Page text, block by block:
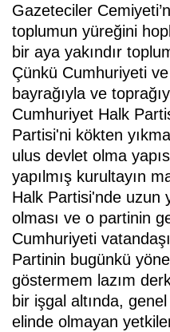
Gazeteciler
toplumun yüreğini
bir aya yakındır
Çünkü Cumhuriyeti
bayrağıyla ve
Cumhuriyet Halk
Partisi'ni kökten
ulus devlet olma
yapılmış kurultayın
Halk Partisi'nde uzun
olması ve o partinin
Cumhuriyeti
Partinin bugünkü
göstermem lazım
bir işgal altında,
elinde olmayan